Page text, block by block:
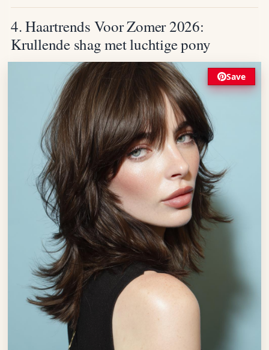
4. Haartrends Voor Zomer 2026:
Krullende shag met luchtige pony
Save